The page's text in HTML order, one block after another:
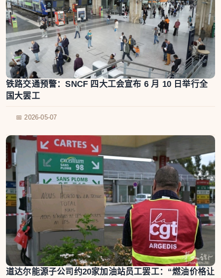
铁路交通预警：SNCF 四大工会宣布 6 月 10 日举行全
国大罢工
📅 2026-05-07
道达尔能源子公司约20家加油站员工罢工：“燃油价格让